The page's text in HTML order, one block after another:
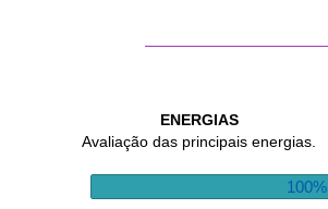
ENERGIAS
Avaliação das principais energias.
100%